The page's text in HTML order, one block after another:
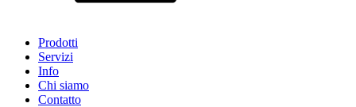
LD-PE
Metallo
Prodotti
Servizi
Info
Chi siamo
Contatto